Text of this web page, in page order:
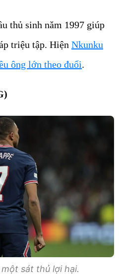
thủ sinh năm 1997 giúp
triệu tập. Hiện Nkunku
ông lớn theo đuổi.
sát thủ lợi hại.